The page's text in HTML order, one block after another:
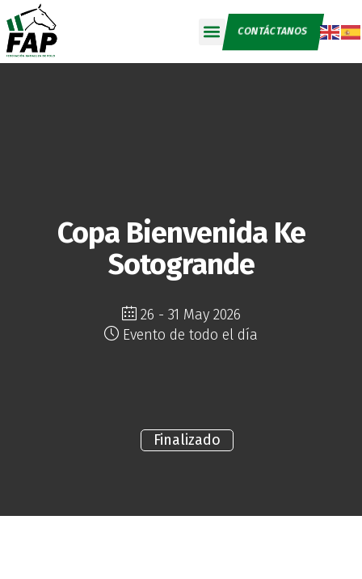
CONTÁCTANOS
Copa Bienvenida Ke
Sotogrande
26 - 31 May 2026
Finalizado
Evento de todo el día